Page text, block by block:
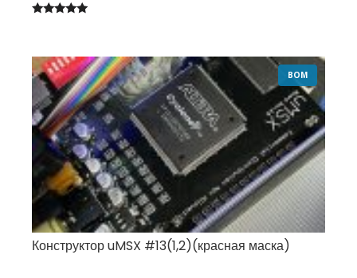
BOM
Конструктор uMSX #13(1,2)(красная маска)